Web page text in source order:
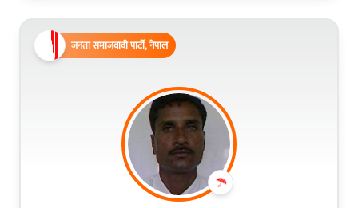
जनता समाजवादी पार्टी, नेपाल